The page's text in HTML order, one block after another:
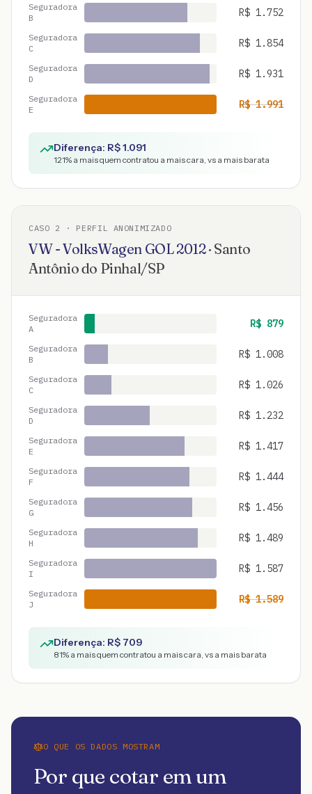
Seguradora
B
R$ 1.752
Seguradora
C
R$ 1.854
Seguradora
D
R$ 1.931
Seguradora
E
R$1.991
Diferença: R$1.091
121% a mais quem contratou a mais cara, vs a mais barata
CASO 2 · PERFIL ANONIMIZADO
VW - VolksWagen GOL2012· Santo
Antônio do Pinhal/SP
Seguradora
A
R$ 879
Seguradora
B
R$ 1.008
Seguradora
C
R$ 1.026
Seguradora
D
R$ 1.232
Seguradora
E
R$ 1.417
Seguradora
F
R$ 1.444
Seguradora
G
R$ 1.456
Seguradora
H
R$ 1.489
Seguradora
I
R$ 1.587
Seguradora
J
R$1.589
Diferença: R$ 709
81% a mais quem contratou a mais cara, vs a mais barata
O QUE OS DADOS MOSTRAM
Por que cotar em um